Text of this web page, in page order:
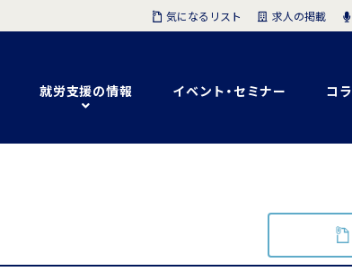
就労支援の情報 イベント・セミナー コ
気になるリスト 求人の掲載